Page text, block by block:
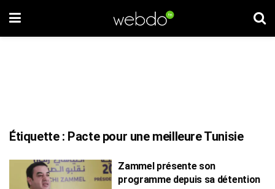
Étiquette : Pacte pour une meilleure Tunisie
Zammel présente son
programme depuis sa détention